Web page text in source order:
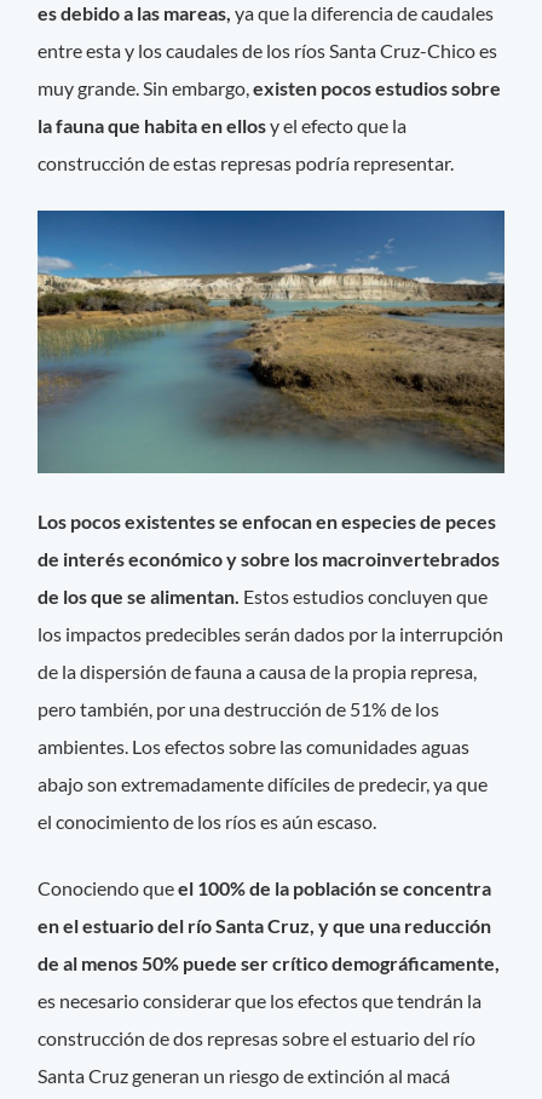
es debido a las mareas, ya que la diferencia de caudales
entre esta y los caudales de los ríos Santa Cruz-Chico es
muy grande. Sin embargo,existen pocos estudios sobre
la fauna que habita en ellosy el efecto que la
construcción de estas represas podría representar.
Los pocos existentes se enfocan en especies de peces
de interés económico y sobre los macroinvertebrados
de los que se alimentan. Estos estudios concluyen que
los impactos predecibles serán dados por la interrupción
de la dispersión de fauna a causa de la propia represa,
pero también, por una destrucción de 51% de los
ambientes. Los efectos sobre las comunidades aguas
abajo son extremadamente difíciles de predecir, ya que
el conocimiento de los ríos es aún escaso.
Conociendo queel 100% de la población se concentra
en el estuario del río Santa Cruz, y que una reducción
de al menos 50% puede ser crítico demográficamente,
es necesario considerar que los efectos que tendrán la
construcción de dos represas sobre el estuario del río
Santa Cruz generan un riesgo de extinción al macá